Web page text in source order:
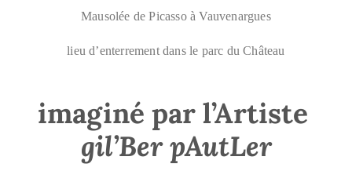
Mausolée de Picasso à Vauvenargues
lieu d’enterrement dans le parc du Château
imaginé par l’Artiste
gil’Ber pAutLer